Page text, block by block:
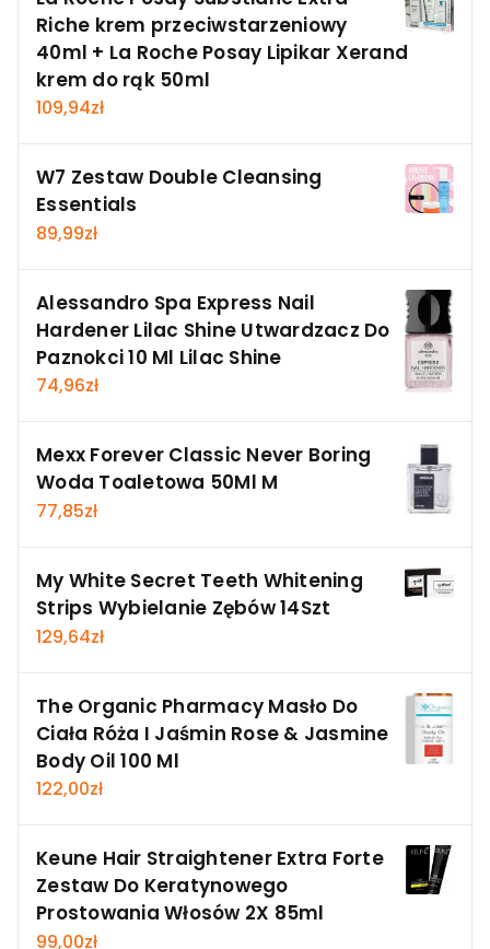
Riche krem przeciwstarzeniowy
40ml + La Roche Posay Lipikar Xerand
krem do rąk 50ml
109,94zł
W7 Zestaw Double Cleansing
Essentials
89,99zł
Alessandro Spa Express Nail
Hardener Lilac Shine Utwardzacz Do
Paznokci 10 Ml Lilac Shine
74,96zł
Mexx Forever Classic Never Boring
Woda Toaletowa 50Ml M
77,85zł
My White Secret Teeth Whitening
Strips Wybielanie Zębów 14Szt
129,64zł
The Organic Pharmacy Masło Do
Ciała Róża I Jaśmin Rose & Jasmine
Body Oil 100 Ml
122,00zł
Keune Hair Straightener Extra Forte
Zestaw Do Keratynowego
Prostowania Włosów 2X 85ml
99,00zł